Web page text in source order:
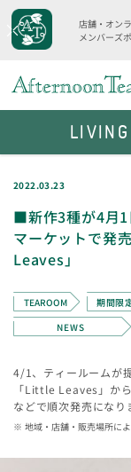
店舗・オン
メンバーズ
2022.03.23
■新作3種が4月1
マーケットで発
Leaves」
TEAROOM
期間限
NEWS
4/1、ティールームが
「Little Leaves」か
などで順次発売になり
地域・店舗・販売場所に
LIVING